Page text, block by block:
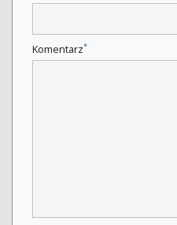
Komentarz*